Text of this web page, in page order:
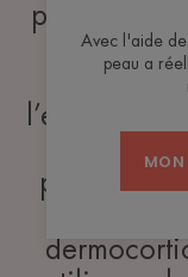
pourquoi il
sous-
alors
l’eczéma
ses
phalange
Avec l'aide
peau a